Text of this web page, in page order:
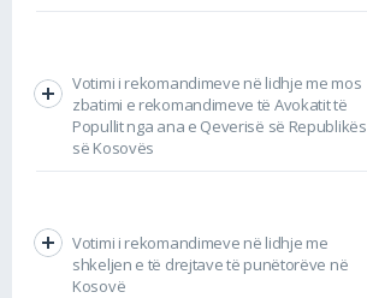
Votimi i rekomandimeve në lidhje me mos
zbatimi e rekomandimeve të Avokatit të
Popullit nga ana e Qeverisë së Republikës
së Kosovës
Votimi i rekomandimeve në lidhje me
shkeljen e të drejtave të punëtorëve në
Kosovë